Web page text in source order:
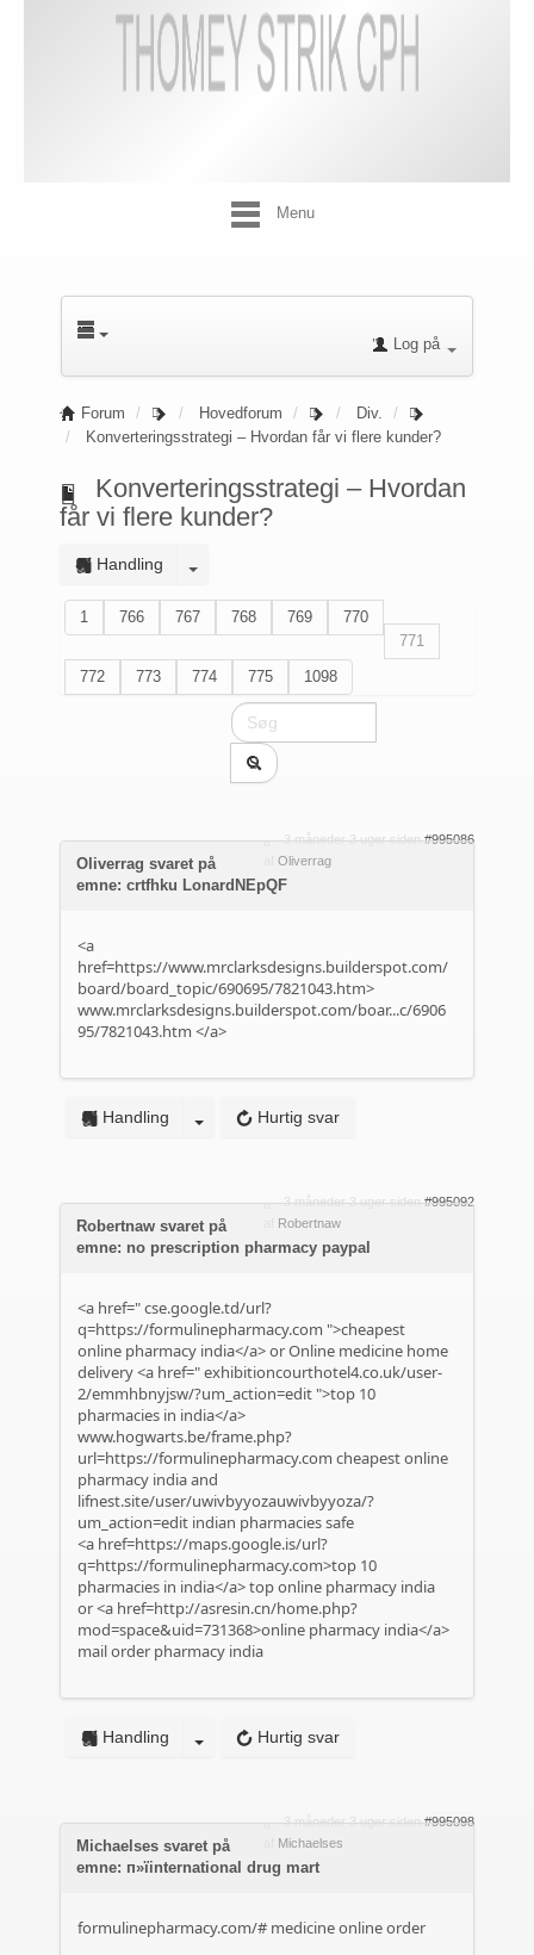
Menu
Log på
Forum Hovedforum
Div.
Konverteringsstrategi – Hvordan får vi flere kunder?
Konverteringsstrategi – Hvordan
får vi flere kunder?
Handling
1 766 767 768 769
770
771
772
773 774 775 1098
3 måneder 3 uger siden #995086
Oliverrag
Oliverrag svaret på
emne: crtfhku LonardNEpQF
<a
href=https://www.mrclarksdesigns.builderspot.com/
board/board_topic/690695/7821043.htm>
www.mrclarksdesigns.builderspot.com/boar...c/6906
95/7821043.htm </a>
Hurtig svar
Handling
3 måneder 3 uger siden #995092
Robertnaw
Robertnaw svaret på
emne: no prescription pharmacy paypal
<a href="cse.google.td/url?
q=https://formulinepharmacy.com ">cheapest
online pharmacy india</a> or Online medicine home
delivery <a href="exhibitioncourthotel4.co.uk/user-
2/emmhbnyjsw/?um_action=edit ">top 10
pharmacies in india</a>
www.hogwarts.be/frame.php?
url=https://formulinepharmacy.com cheapest online
pharmacy india and
lifnest.site/user/uwivbyyozauwivbyyoza/?
um_action=edit indian pharmacies safe
<a href=https://maps.google.is/url?
q=https://formulinepharmacy.com>top 10
pharmacies in india</a> top online pharmacy india
or <a href=http://asresin.cn/home.php?
mod=space&uid=731368>online pharmacy india</a>
mail order pharmacy india
Hurtig svar
Handling
3 måneder 3 uger siden #995098
Michaelses
Michaelses svaret på
emne: п»їinternational drug mart
formulinepharmacy.com/# medicine online order